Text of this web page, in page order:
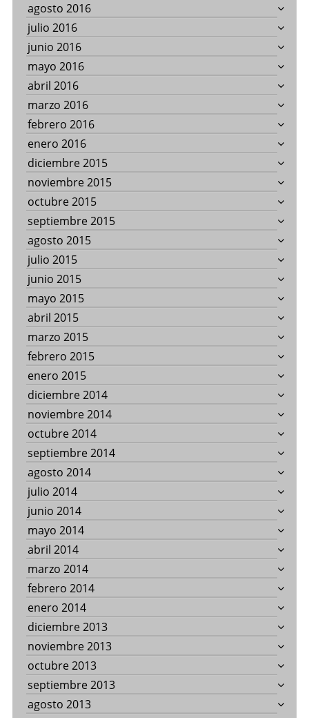
agosto 2016
julio 2016
junio 2016
mayo 2016
abril 2016
marzo 2016
febrero 2016
enero 2016
diciembre 2015
noviembre 2015
octubre 2015
septiembre 2015
agosto 2015
julio 2015
junio 2015
mayo 2015
abril 2015
marzo 2015
febrero 2015
enero 2015
diciembre 2014
noviembre 2014
octubre 2014
septiembre 2014
agosto 2014
julio 2014
junio 2014
mayo 2014
abril 2014
marzo 2014
febrero 2014
enero 2014
diciembre 2013
noviembre 2013
octubre 2013
septiembre 2013
agosto 2013